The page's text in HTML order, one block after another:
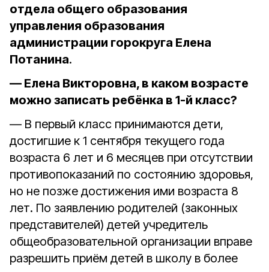
отдела общего образования
управления образования
администрации горокруга Елена
Потанина.
— Елена Викторовна, в каком возрасте
можно записать ребёнка в 1-й класс?
— В первый класс принимаются дети,
достигшие к 1 сентября текущего года
возраста 6 лет и 6 месяцев при отсутствии
противопоказаний по состоянию здоровья,
но не позже достижения ими возраста 8
лет. По заявлению родителей (законных
представителей) детей учредитель
общеобразовательной организации вправе
разрешить приём детей в школу в более